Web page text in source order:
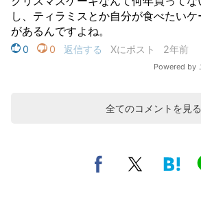
全てのコメントを見る